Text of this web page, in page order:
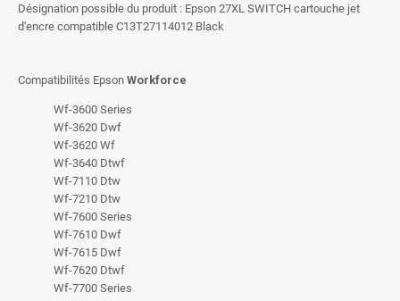
Désignation possible du produit : Epson 27XL SWITCH cartouche jet
d'encre compatible C13T27114012 Black
Compatibilités Epson Workforce
Wf-3600 Series
Wf-3620 Dwf
Wf-3620 Wf
Wf-3640 Dtwf
Wf-7110 Dtw
Wf-7210 Dtw
Wf-7600 Series
Wf-7610 Dwf
Wf-7615 Dwf
Wf-7620 Dtwf
Wf-7700 Series